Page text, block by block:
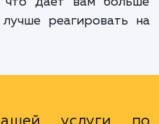
вам обновлять
внешних
и
информация о